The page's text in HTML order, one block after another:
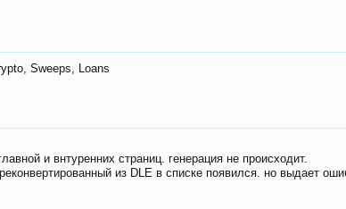
Sweeps, Loans
и внтуренних страниц. генерация не происходит.
из DLE в списке появился. но выдает